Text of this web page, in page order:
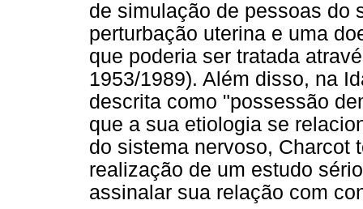
de simulação de pessoas do
perturbação uterina e uma
que poderia ser tratada
1953/1989). Além disso, na
descrita como "possessão
que a sua etiologia se
do sistema nervoso, Charcot
realização de um estudo
assinalar sua relação com